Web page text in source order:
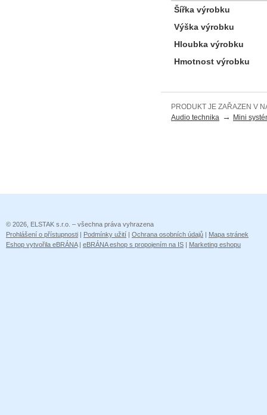
Šířka výrobku
Výška výrobku
Hloubka výrobku
Hmotnost výrobku
PRODUKT JE ZAŘAZEN V
Audio technika → Mini
© 2026, ELSTAK s.r.o. – všechna práva vyhrazena
Prohlášení o přístupnosti
Podmínky užití Ochrana osobních údajů
Mapa stránek
Eshop vytvořila eBRÁNA| eBRÁNA eshop s propojením na IS Marketing eshopu